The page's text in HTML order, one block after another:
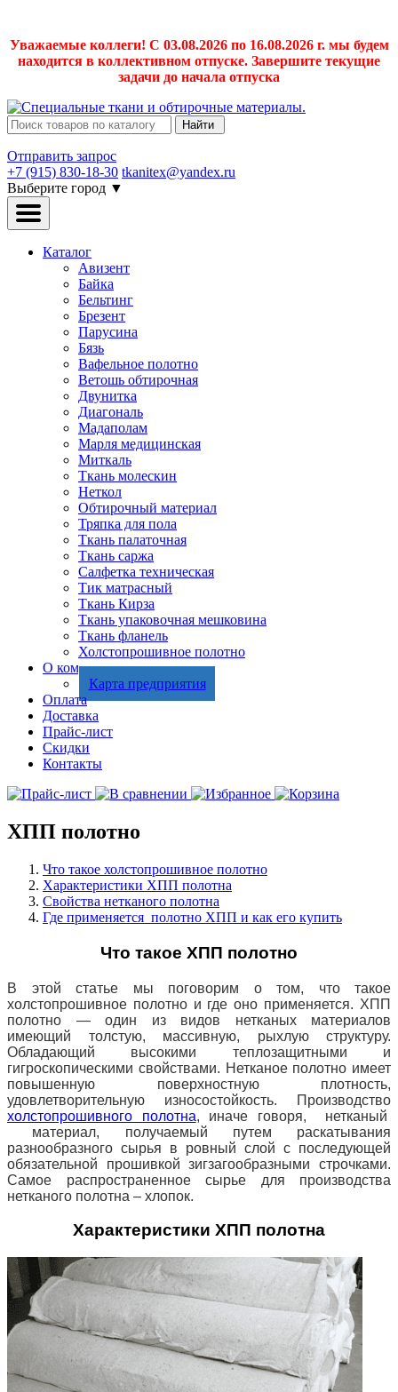
Уважаемые коллеги! С 03.08.2026 по 16.08.2026 г. мы будем
находится в коллективном отпуске. Завершите текущие
задачи до начала отпуска
Найти
Отправить запрос
+7 (915) 830-18-30 tkanitex@yandex.ru
Выберите город ▼
Каталог
Авизент
Байка
Бельтинг
Брезент
Парусина
Бязь
Вафельное полотно
Ветошь обтирочная
Двунитка
Диагональ
Мадаполам
Марля медицинская
Миткаль
Ткань молескин
Неткол
Обтирочный материал
Тряпка для пола
Ткань палаточная
Ткань саржа
Салфетка техническая
Тик матрасный
Ткань Кирза
Ткань упаковочная мешковина
Ткань фланель
Холстопрошивное полотно
О компании
Карта предприятия
Оплата
Доставка
Прайс-лист
Скидки
Контакты
ХПП полотно
Что такое холстопрошивное полотно
Характеристики ХПП полотна
Свойства нетканого полотна
Где применяется полотно ХПП и как его купить
Что такое ХПП полотно
В этой статье мы поговорим о том, что такое
холстопрошивное полотно и где оно применяется. ХПП
полотно — один из видов нетканых материалов
имеющий толстую, массивную, рыхлую структуру.
Обладающий высокими теплозащитными и
гигроскопическими свойствами. Нетканое полотно имеет
повышенную поверхностную плотность,
удовлетворительную износостойкость. Производство
холстопрошивного полотна, иначе говоря, нетканый
материал, получаемый путем раскатывания
разнообразного сырья в ровный слой с последующей
обязательной прошивкой зигзагообразными строчками.
Самое распространенное сырье для производства
нетканого полотна – хлопок.
Характеристики ХПП полотна